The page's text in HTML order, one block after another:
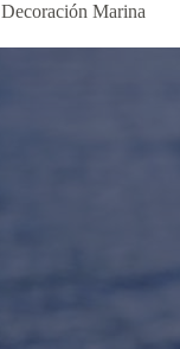
Decoración Marina